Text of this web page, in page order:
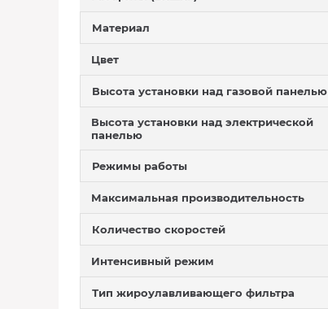
Материал
Цвет
Высота установки над газовой панелью
Высота установки над электрической
панелью
Режимы работы
Максимальная производительность
Количество скоростей
Интенсивный режим
Тип жироулавливающего фильтра